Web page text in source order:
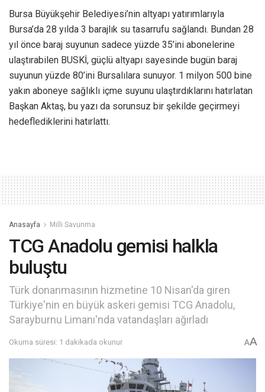
Bursa Büyükşehir Belediyesi’nin altyapı yatırımlarıyla
Bursa’da 28 yılda 3 barajlık su tasarrufu sağlandı. Bundan 28
yıl önce baraj suyunun sadece yüzde 35’ini abonelerine
ulaştırabilen BUSKİ, güçlü altyapı sayesinde bugün baraj
suyunun yüzde 80’ini Bursalılara sunuyor. 1 milyon 500 bine
yakın aboneye sağlıklı içme suyunu ulaştırdıklarını hatırlatan
Başkan Aktaş, bu yazı da sorunsuz bir şekilde geçirmeyi
hedeflediklerini hatırlattı.
Anasayfa Milli Savunma
TCG Anadolu gemisi halkla
buluştu
Türk donanmasının hizmetine 10 Nisan'da giren
Türkiye'nin en büyük askeri gemisi TCG Anadolu,
Sarayburnu Limanı'nda vatandaşları ağırladı
Okuma süresi: 1 dakikada okunur AA